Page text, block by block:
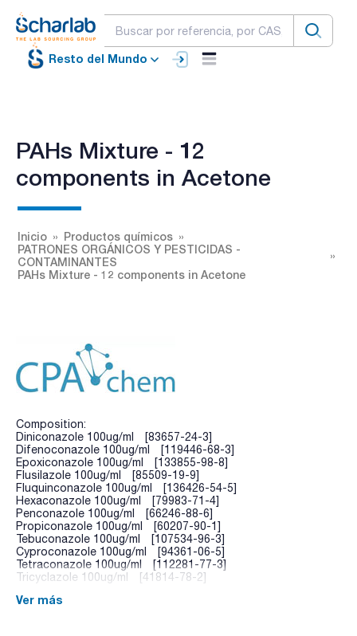
Resto del Mundo
PAHs Mixture - 12
components in Acetone
Inicio
Productos químicos
PATRONES ORGÁNICOS Y PESTICIDAS -
CONTAMINANTES
PAHs Mixture - 12 components in Acetone
Composition:
Diniconazole 100ug/ml [83657-24-3]
Difenoconazole 100ug/ml [119446-68-3]
Epoxiconazole 100ug/ml [133855-98-8]
Flusilazole 100ug/ml [85509-19-9]
Fluquinconazole 100ug/ml [136426-54-5]
Hexaconazole 100ug/ml [79983-71-4]
Penconazole 100ug/ml [66246-88-6]
Propiconazole 100ug/ml [60207-90-1]
Tebuconazole 100ug/ml [107534-96-3]
Cyproconazole 100ug/ml [94361-06-5]
Tetraconazole 100ug/ml [112281-77-3]
Tricyclazole 100ug/ml [41814-78-2]
Ver más